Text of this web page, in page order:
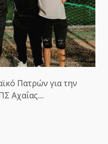
Πατρών για την
Αχαΐας....